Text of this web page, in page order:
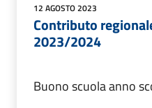
12 AGOSTO 2023
Contributo
2023/2024
Buono scuola anno